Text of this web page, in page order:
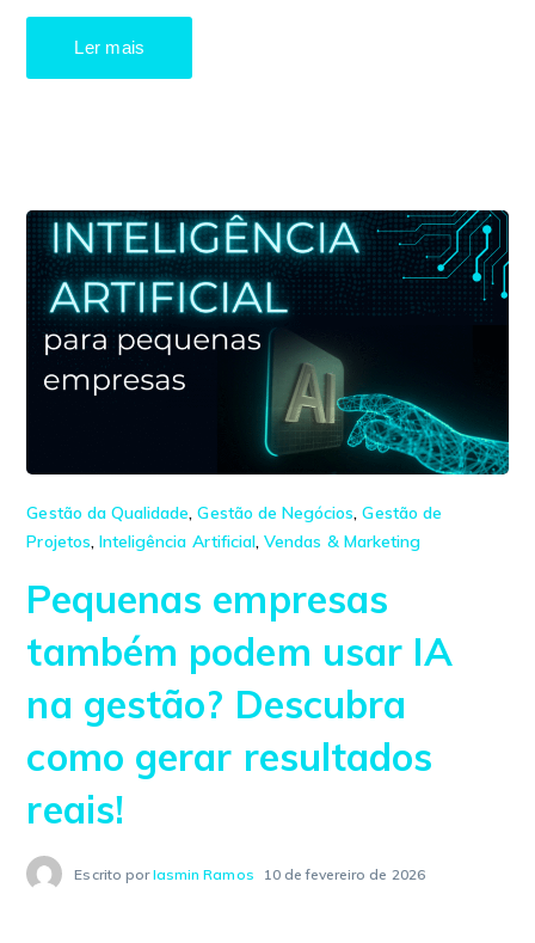
Ler mais
Gestão da Qualidade,Gestão de Negócios,Gestão de
Projetos, Inteligência Artificial,Vendas & Marketing
Pequenas empresas
também podem usar IA
na gestão? Descubra
como gerar resultados
reais!
Escrito porIasmin Ramos 10 de fevereiro de 2026